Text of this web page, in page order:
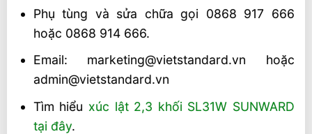
Phụ tùng và sửa chữa gọi 0868 917 666
hoặc 0868 914 666.
Email: marketing@vietstandard.vn hoặc
admin@vietstandard.vn
Tìm hiểu xúc lật 2,3 khối SL31W SUNWARD
tại đây.